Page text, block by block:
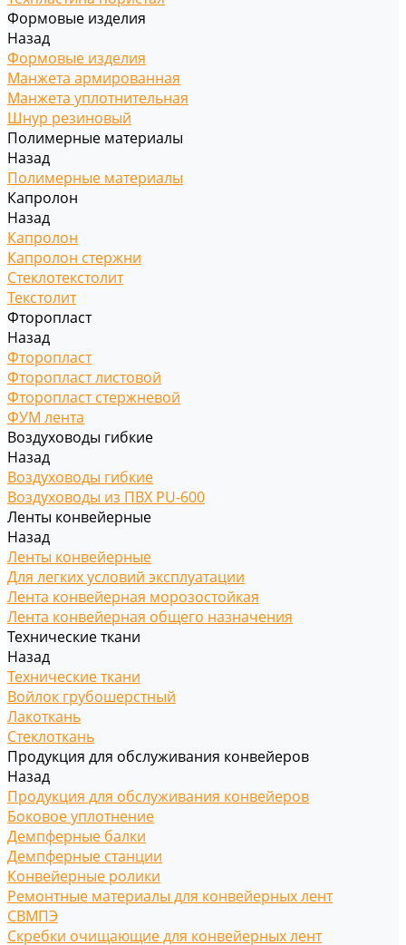
Формовые изделия
Назад
Формовые изделия
Манжета армированная
Манжета уплотнительная
Шнур резиновый
Полимерные материалы
Назад
Полимерные материалы
Капролон
Назад
Капролон
Капролон стержни
Стеклотекстолит
Текстолит
Фторопласт
Назад
Фторопласт
Фторопласт листовой
Фторопласт стержневой
ФУМ лента
Воздуховоды гибкие
Назад
Воздуховоды гибкие
Воздуховоды из ПВХ PU-600
Ленты конвейерные
Назад
Ленты конвейерные
Для легких условий эксплуатации
Лента конвейерная морозостойкая
Лента конвейерная общего назначения
Технические ткани
Назад
Технические ткани
Войлок грубошерстный
Лакоткань
Стеклоткань
Продукция для обслуживания конвейеров
Назад
Продукция для обслуживания конвейеров
Боковое уплотнение
Демпферные балки
Демпферные станции
Конвейерные ролики
Ремонтные материалы для конвейерных лент
СВМПЭ
Скребки очищающие для конвейерных лент